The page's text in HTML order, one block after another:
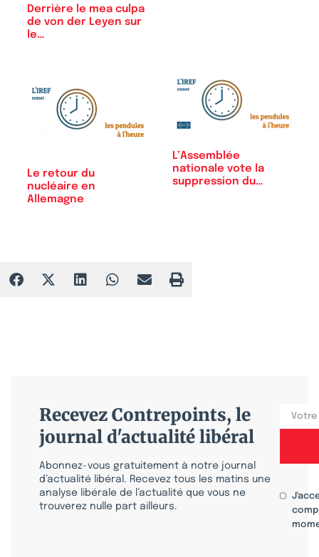
Derrière le mea culpa
de von der Leyen sur
le…
Le retour du
nucléaire en
Allemagne
L’Assemblée
nationale vote la
suppression du
Recevez Contrepoints, le
journal d'actualité libéral
Abonnez-vous gratuitement à notre journal
d’actualité libéral. Recevez tous les matins une
analyse libérale de l’actualité que vous ne
trouverez nulle part ailleurs.